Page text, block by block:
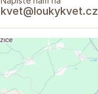
kvet@loukykvet.cz